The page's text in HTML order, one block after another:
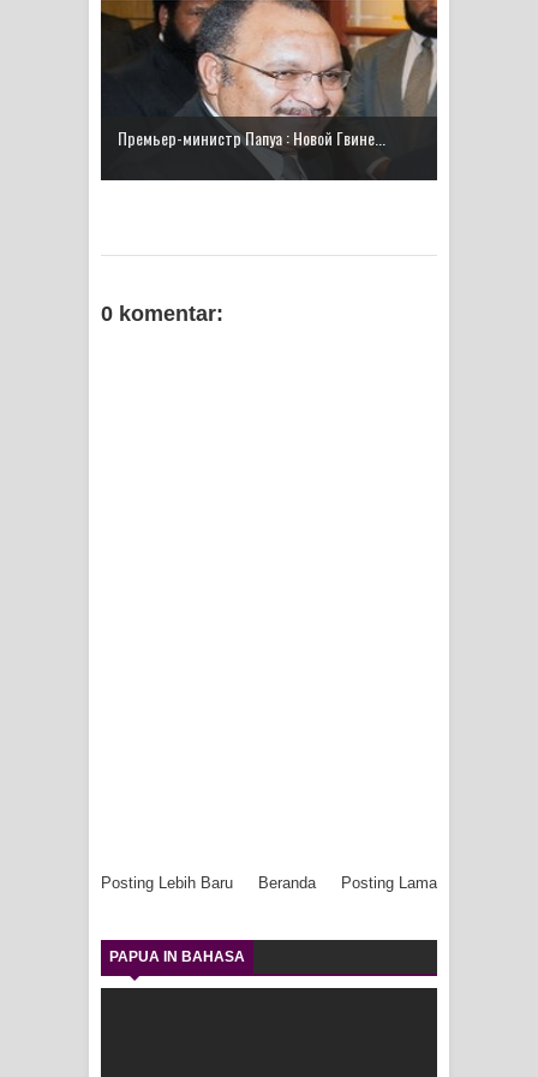
Menghambur ke Tengah Jalan
Polres Jayapura Terima Laporan
Hilangnya Agustina Ester Bonsapia
Marthen Medlama Sebut Pemprov
BRI Region 18 Jayapura Salurkan
Lingkar
at Indonesia's National Craft
Премьер-министр Папуа : Новой Гвине...
0 komentar:
Posting Lebih Baru Posting Lama
Beranda
PAPUA IN BAHASA